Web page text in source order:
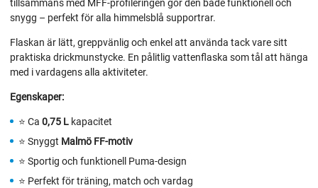
tillsammans med MFF‑profileringen gör den både funktionell och
snygg – perfekt för alla himmelsblå supportrar.
Flaskan är lätt, greppvänlig och enkel att använda tack vare sitt
praktiska drickmunstycke. En pålitlig vattenflaska som tål att hänga
med i vardagens alla aktiviteter.
Egenskaper:
⭐ Ca 0,75 L kapacitet
⭐ Snyggt Malmö FF‑motiv
⭐ Sportig och funktionell Puma‑design
⭐ Perfekt för träning, match och vardag